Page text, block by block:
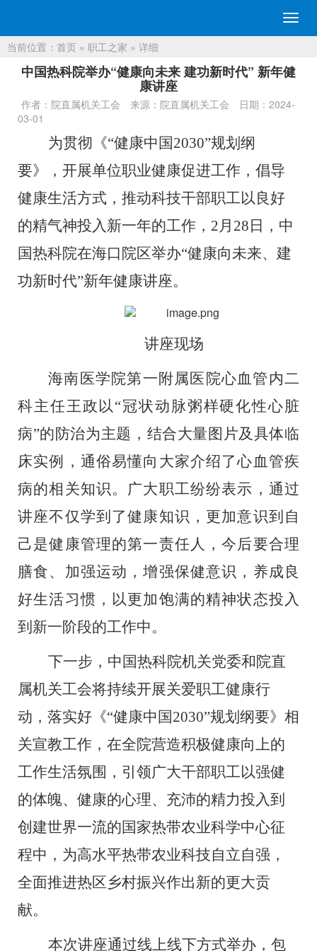
切
换
当前位置： 首页 » 职工之家 » 详细
中国热科院举办“健康向未来 建功新时代” 新年健
康讲座
作者：院直属机关工会 来源：院直属机关工会
日期：2024-
03-01
为贯彻《“健康中国2030”规划纲
要》
， 开展单位职业健康促进工作 ， 倡导
健康生活方式， 推动科技干部职工以良好
的精气神投入新一年的工作， 2月 28 日，中
国热科院在海口院区举办“健康向未来、 建
功新时代”新年健康讲座。
讲座现场
海南医学院第一附属医院心血管内二
科主任王政 以“冠状动脉粥样硬化性心脏
病”的防治为主题， 结合大量图片及具体临
床实例 ，通俗易懂向 大家介绍了心血管疾
病的相关知识。广大职工纷纷表示， 通过
讲座不仅学到了健康知识，更加意识到自
己是健康管理的第一责任人，今后要合理
膳食、加强运动，增强保健意识，养成良
好生活习惯，以更加饱满的精神状态投入
到 新一阶段的工作中。
下一步 ， 中国热科院机关党委和院直
属机关工会将持续开展关爱职工健康行
动 ，落实好《“健康中国2030”规划纲要》相
关宣教工作， 在全院营造积极健康向上的
工作生活氛围 ， 引领广大干部职工以强健
的体魄、健康的心理、充沛的精力投入到
创建世界一流的国家热带农业科学中心征
程中，为高水平热带农业科技自立自强，
全面推进热区乡村振兴作出新的更大贡
献。
本次讲座通过线上线下方式举办，包